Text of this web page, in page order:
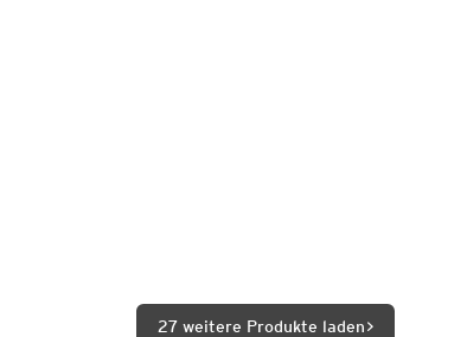
27 weitere Produkte laden